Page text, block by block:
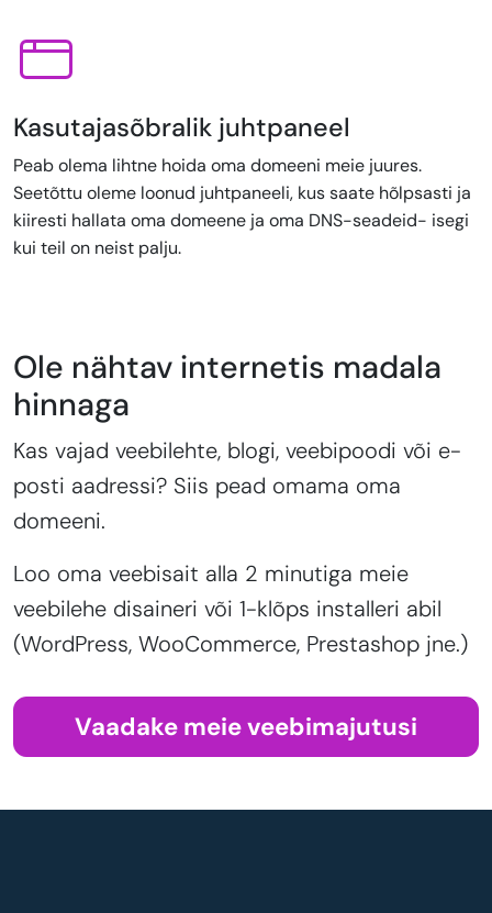
Kasutajasõbralik juhtpaneel
Peab olema lihtne hoida oma domeeni meie juures.
Seetõttu oleme loonud juhtpaneeli, kus saate hõlpsasti ja
kiiresti hallata oma domeene ja oma DNS-seadeid- isegi
kui teil on neist palju.
Ole nähtav internetis madala
hinnaga
Kas vajad veebilehte, blogi, veebipoodi või e-
posti aadressi? Siis pead omama oma
domeeni.
Loo oma veebisait alla 2 minutiga meie
veebilehe disaineri või 1-klõps installeri abil
(WordPress, WooCommerce, Prestashop jne.)
Vaadake meie veebimajutusi